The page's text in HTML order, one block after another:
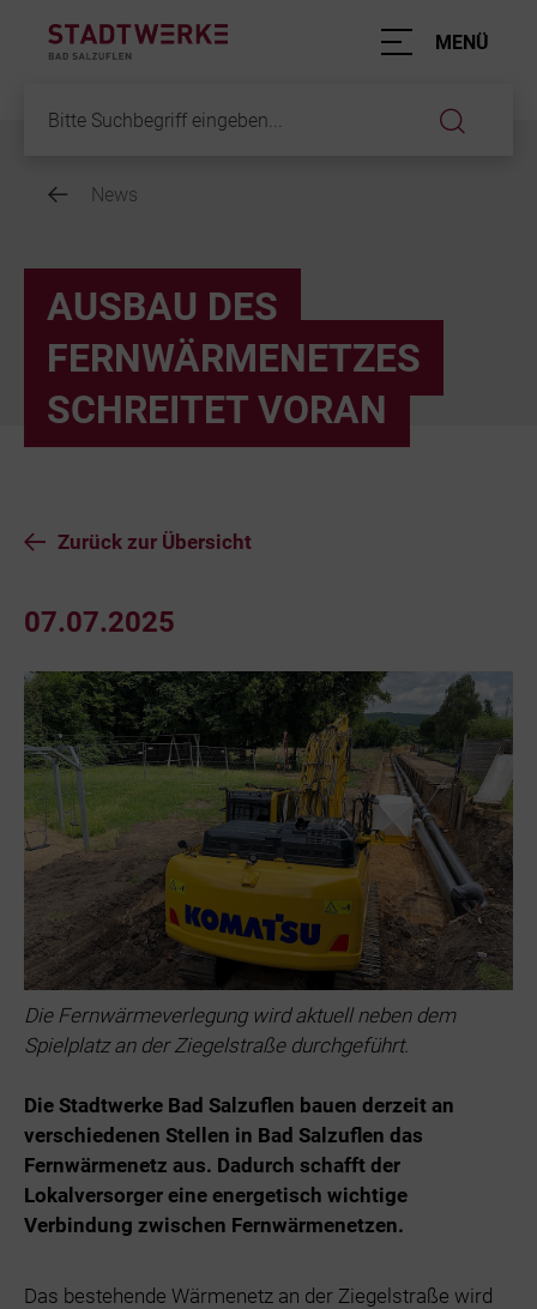
Hauptnavigation
MENÜ
News
AUSBAU DES
FERNWÄRMENETZES
SCHREITET VORAN
Zurück zur Übersicht
07.07.2025
Die Fernwärmeverlegung wird aktuell neben dem
Spielplatz an der Ziegelstraße durchgeführt.
Die Stadtwerke Bad Salzuflen bauen derzeit an
verschiedenen Stellen in Bad Salzuflen das
Fernwärmenetz aus. Dadurch schafft der
Lokalversorger eine energetisch wichtige
Verbindung zwischen Fernwärmenetzen.
Das bestehende Wärmenetz an der Ziegelstraße wird